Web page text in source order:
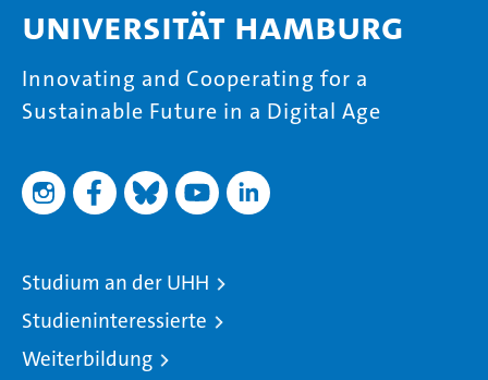
Universität Hamburg
Innovating and Cooperating for a
Sustainable Future in a Digital Age
Studium an der UHH
Studieninteressierte
Weiterbildung